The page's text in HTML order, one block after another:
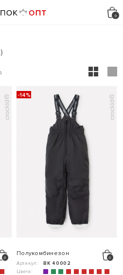
-14%
Полукомбинезон
Артикул:
ВК 40002
Цвета: